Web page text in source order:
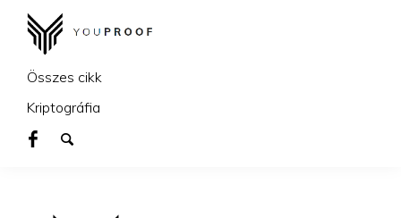
Összes cikk
Kriptográfia